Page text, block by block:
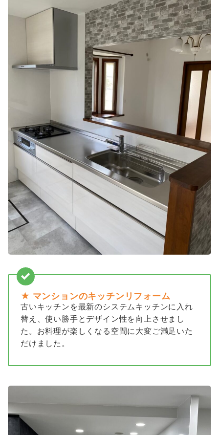
★ マンションのキッチンリフォーム
古いキッチンを最新のシステムキッチンに入れ
替え、使い勝手とデザイン性を向上させまし
た。お料理が楽しくなる空間に大変ご満足いた
だけました。